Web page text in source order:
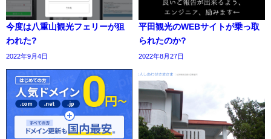
今度は八重山観光フェリーが狙
われた?
2022年9月4日
平田観光のWEBサイトが乗っ取
られたのか?
2022年8月27日